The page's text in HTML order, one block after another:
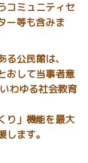
コミュニティセ
ー等も含みま
公民館は、
おして当事者意
わゆる社会教育
り」機能を最大
ます。